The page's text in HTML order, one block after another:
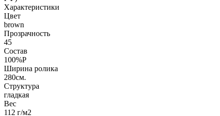
Характеристики
Цвет
brown
Прозрачность
45
Состав
100%P
Ширина ролика
280см.
Структура
гладкая
Вес
112 г/м2